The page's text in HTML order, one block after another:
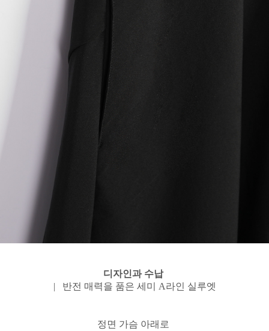
디자인과 수납
| 반전 매력을 품은 세미 A라인 실루엣
정면 가슴 아래로